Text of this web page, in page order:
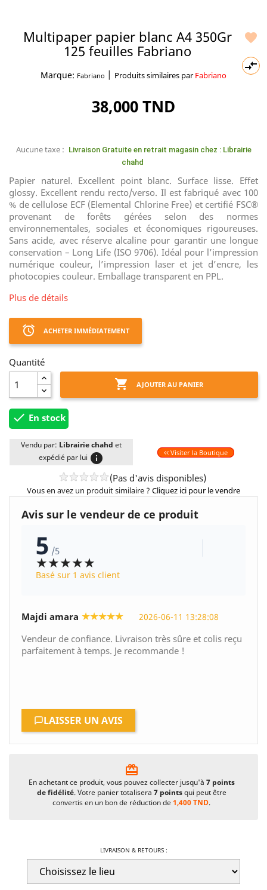


Multipaper papier blanc A4 350Gr
125 feuilles Fabriano
Marque: Fabriano | Produits similaires parFabriano
38,000 TND
Aucune taxe : Livraison Gratuite en retrait magasin chez : Librairie
chahd
Papier naturel. Excellent point blanc. Surface lisse. Effet
glossy. Excellent rendu recto/verso. Il est fabriqué avec 100
% de cellulose ECF (Elemental Chlorine Free) et certifié FSC®
provenant de forêts gérées selon des normes
environnementales, sociales et économiques rigoureuses.
Sans acide, avec réserve alcaline pour garantir une longue
conservation – Long Life (ISO 9706). Idéal pour l’impression
numérique couleur, l’impression laser et jet d’encre, les
photocopies couleur. Emballage transparent en PPL.
Plus de détails
access_alarm ACHETER IMMÉDIATEMENT
Quantité
 AJOUTER AU PANIER
 En stock
Vendu par: Librairie chahd et
expédié par lui info Visiter la Boutique
(Pas d'avis disponibles)
Vous en avez un produit similaire ? Cliquez ici pour le vendre
Avis sur le vendeur de ce produit
5 /5
★★★★★
Basé sur 1 avis client
Majdi amara ★★★★★ 2026-06-11 13:28:08
Vendeur de confiance. Livraison très sûre et colis reçu
parfaitement à temps. Je recommande !
LAISSER UN AVIS
card_giftcard
En achetant ce produit, vous pouvez collecter jusqu'à 7points
de fidélité. Votre panier totalisera 7pointsqui peut être
convertis en un bon de réduction de1,400 TND.
LIVRAISON & RETOURS :